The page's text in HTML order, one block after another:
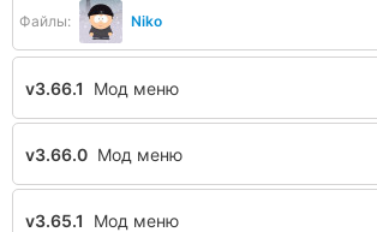
Файлы: Niko
v3.66.1 Мод меню
v3.66.0 Мод меню
v3.65.1 Мод меню